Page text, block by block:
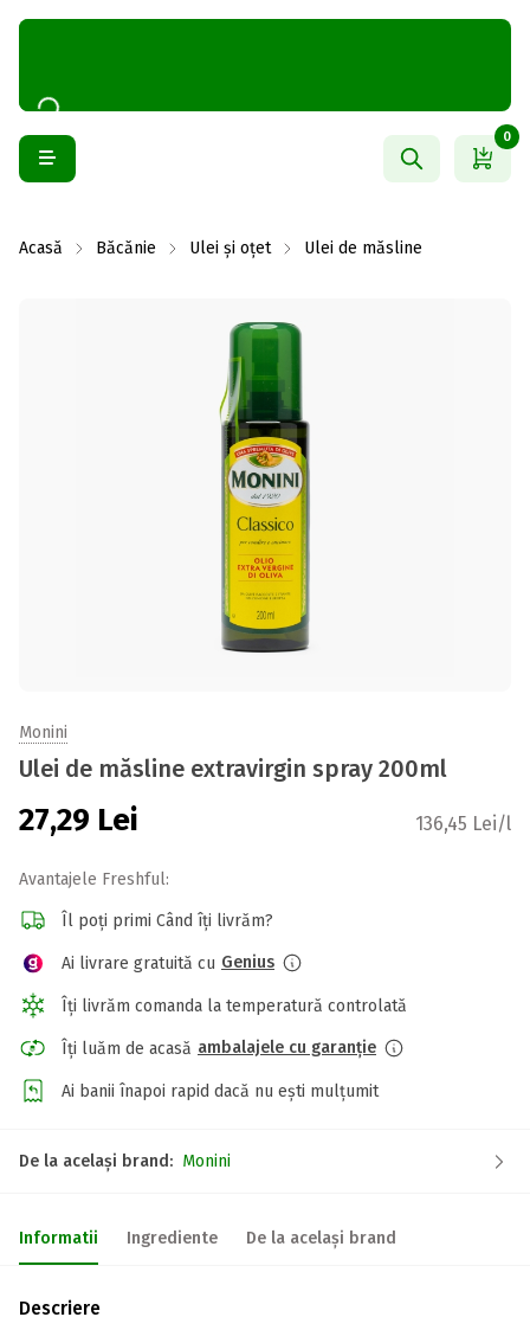
0
Acasă Băcănie Ulei și oțet Ulei de măsline
Monini
Ulei de măsline extravirgin spray 200ml
27,29 Lei 136,45 Lei/l
Avantajele Freshful:
Îl poți primi Când îți livrăm?
Ai livrare gratuită cu Genius
Îți livrăm comanda la temperatură controlată
Îți luăm de acasă ambalajele cu garanție
Ai banii înapoi rapid dacă nu ești mulțumit
De la același brand: Monini
Informatii Ingrediente De la același brand
Descriere